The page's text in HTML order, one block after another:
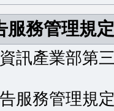
服務管理規定
訊產業部第
告服務管理規